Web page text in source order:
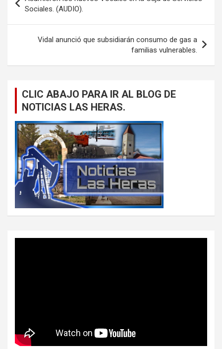
de
entradas
Sociales. (AUDIO).
Vidal anunció que subsidiarán consumo de gas a
familias vulnerables.
CLIC ABAJO PARA IR AL BLOG DE
NOTICIAS LAS HERAS.